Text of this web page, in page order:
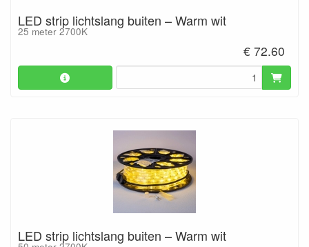
LED strip lichtslang buiten – Warm wit
25 meter 2700K
€ 72.60
LED strip lichtslang buiten – Warm wit